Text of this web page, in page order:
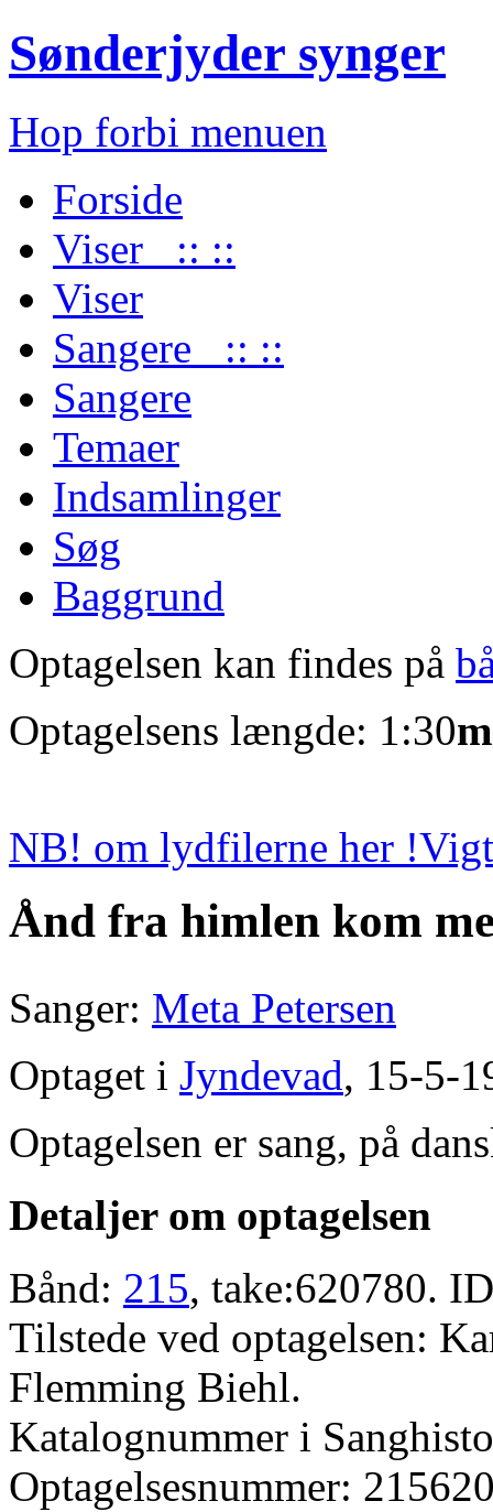
Sønderjyder synger
Hop forbi menuen
Forside
Viser :: ::
Viser
Sangere :: ::
Sangere
Temaer
Indsamlinger
Søg
Baggrund
Optagelsen kan findes på
Optagelsens længde: 1:30
NB! om lydfilerne her !
Ånd fra himlen kom
Sanger: Meta Petersen
Optaget i Jyndevad, 15-5-
Optagelsen er sang, på
Detaljer om optagelsen
Bånd: 215, take:620780.
Tilstede ved optagelsen:
Flemming Biehl.
Katalognummer i
Optagelsesnummer: